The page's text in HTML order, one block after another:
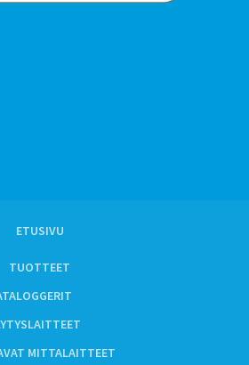
ETUSIVU
TUOTTEET
MITTALAITTEET